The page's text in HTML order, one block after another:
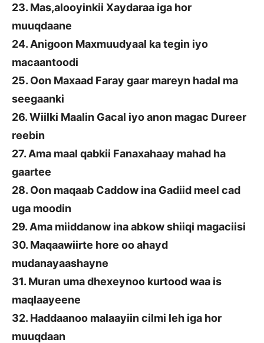
23. Mas,alooyinkii Xaydaraa iga hor
muuqdaane
24. Anigoon Maxmuudyaal ka tegin iyo
macaantoodi
25. Oon Maxaad Faray gaar mareyn hadal ma
seegaanki
26. Wiilki Maalin Gacal iyo anon magac Dureer
reebin
27. Ama maal qabkii Fanaxahaay mahad ha
gaartee
28. Oon maqaab Caddow ina Gadiid meel cad
uga moodin
29. Ama miiddanow ina abkow shiiqi magaciisi
30. Maqaawiirte hore oo ahayd
mudanayaashayne
31. Muran uma dhexeynoo kurtood waa is
maqlaayeene
32. Haddaanoo malaayiin cilmi leh iga hor
muuqdaan